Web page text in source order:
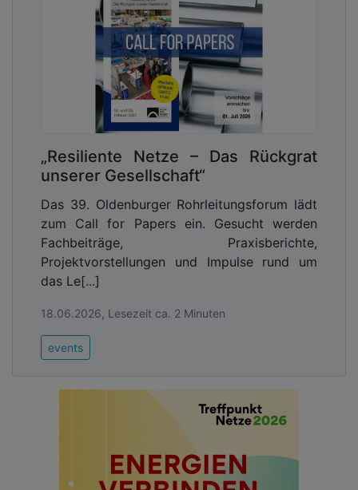
„Resiliente Netze – Das Rückgrat
unserer Gesellschaft“
Das 39. Oldenburger Rohrleitungsforum lädt
zum Call for Papers ein. Gesucht werden
Fachbeiträge, Praxisberichte,
Projektvorstellungen und Impulse rund um
das Le[...]
18.06.2026, Lesezeit ca. 2 Minuten
events